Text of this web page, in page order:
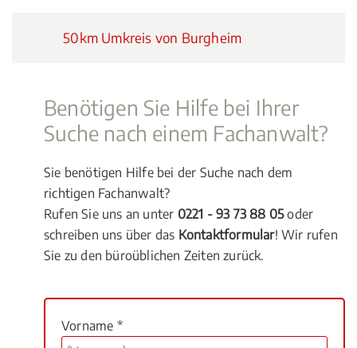
50km Umkreis von Burgheim
Benötigen Sie Hilfe bei Ihrer
Suche nach einem Fachanwalt?
Sie benötigen Hilfe bei der Suche nach dem
richtigen Fachanwalt?
Rufen Sie uns an unter 0221 - 93 73 88 05oder
schreiben uns über das Kontaktformular! Wir rufen
Sie zu den büroüblichen Zeiten zurück.
Vorname *